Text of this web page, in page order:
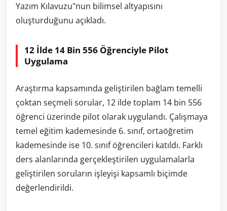
Yazım Kılavuzu"nun bilimsel altyapısını
oluşturduğunu açıkladı.
12 İlde 14 Bin 556 Öğrenciyle Pilot
Uygulama
Araştırma kapsamında geliştirilen bağlam temelli
çoktan seçmeli sorular, 12 ilde toplam 14 bin 556
öğrenci üzerinde pilot olarak uygulandı. Çalışmaya
temel eğitim kademesinde 6. sınıf, ortaöğretim
kademesinde ise 10. sınıf öğrencileri katıldı. Farklı
ders alanlarında gerçekleştirilen uygulamalarla
geliştirilen soruların işleyişi kapsamlı biçimde
değerlendirildi.